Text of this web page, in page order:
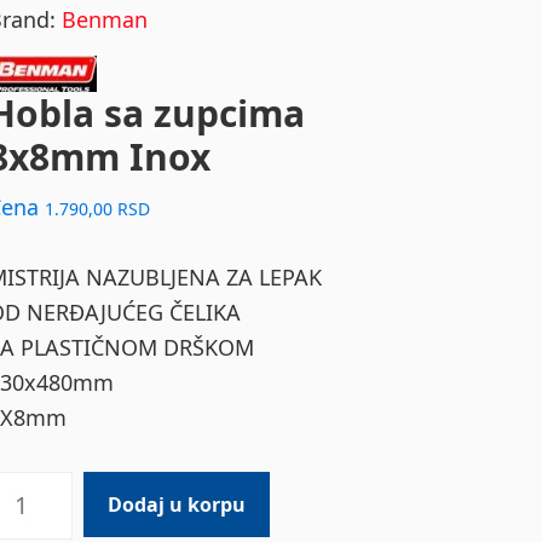
Benman
sa zupcima
Inox
1.790,00 RSD
NAZUBLJENA ZA LEPAK
NERĐAJUĆEG ČELIKA
PLASTIČNOM DRŠKOM
Dodaj u korpu